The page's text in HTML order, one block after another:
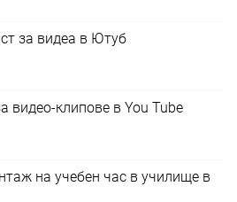
за видеа в Ютуб
видео-клипове в You Tube
на учебен час в училище в